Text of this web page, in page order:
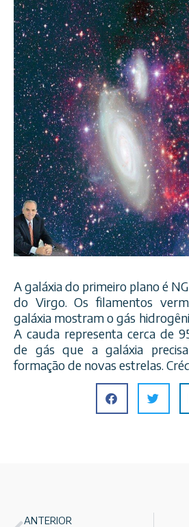
A galáxia do primeiro plano é
do Virgo. Os filamentos
galáxia mostram o gás
A cauda representa cerca de
de gás que a galáxia
formação de novas estrelas.
ANTERIOR